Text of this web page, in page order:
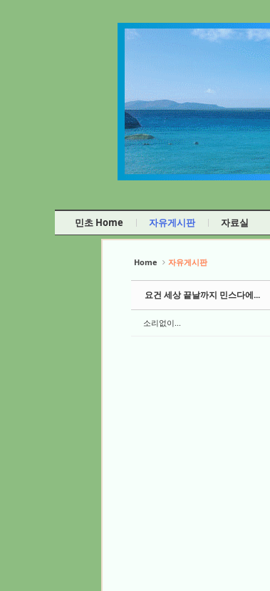
민초 Home 자유게시판 자료실
Home 자유게시판
요건 세상 끝날까지 민스다에...
소리없이...
Sketchbook5, 스케치북5
Sketchbook5, 스케치북5
Sketchbook5, 스케치북5
Sketchbook5, 스케치북5